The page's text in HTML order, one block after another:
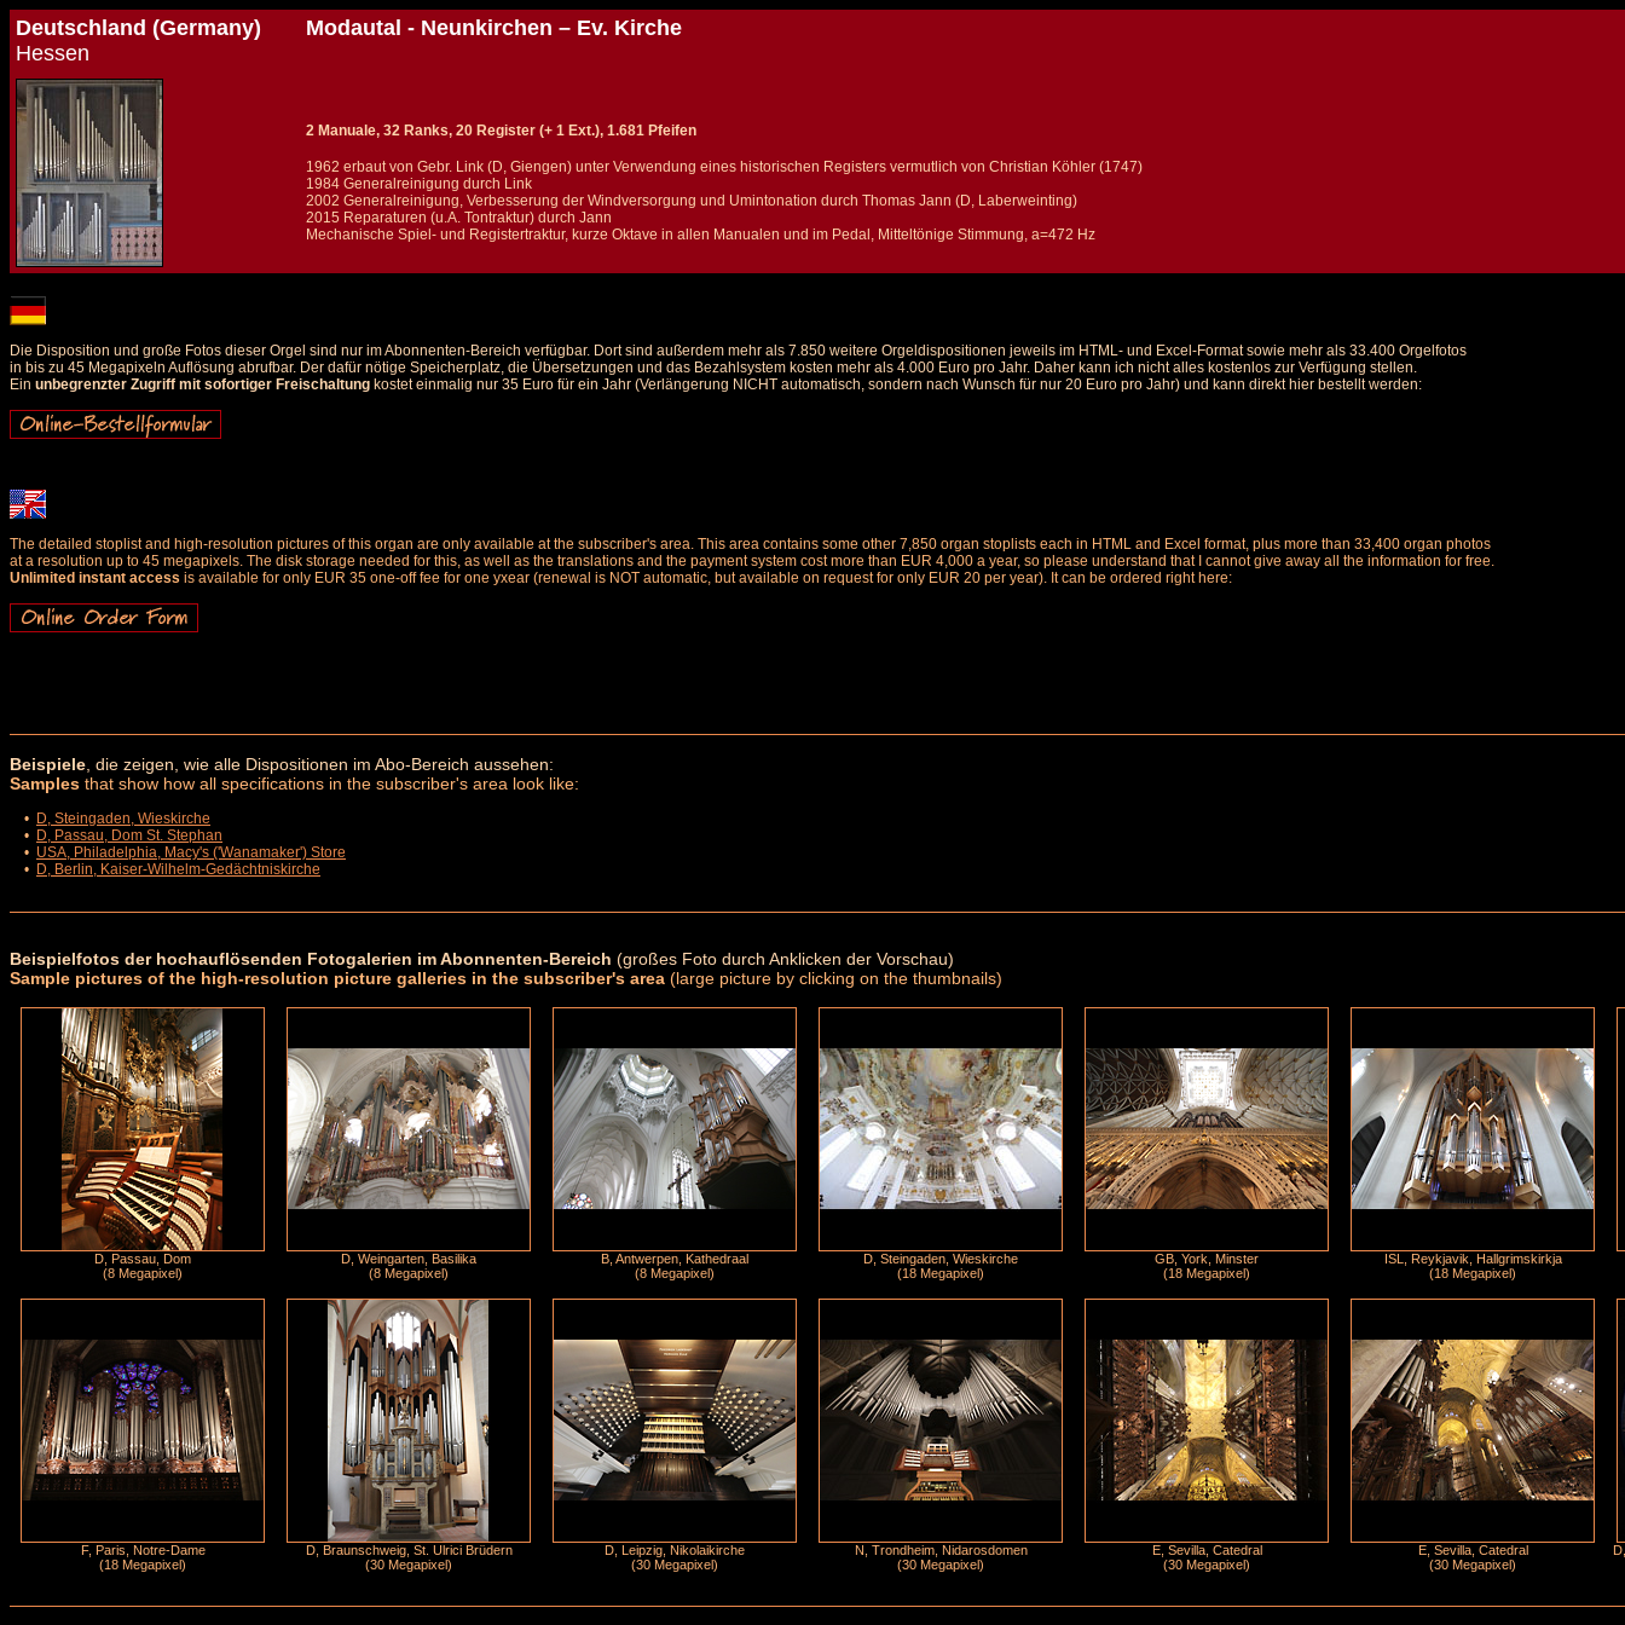
Deutschland (Germany)
Hessen
Modautal - Neunkirchen – Ev. Kirche
2 Manuale, 32 Ranks, 20 Register (+ 1 Ext.), 1.681 Pfeifen
1962 erbaut von Gebr. Link (D, Giengen) unter Verwendung eines historischen Registers vermutlich von Christian Köhler (1747)
1984 Generalreinigung durch Link
2002 Generalreinigung, Verbesserung der Windversorgung und Umintonation durch Thomas Jann (D, Laberweinting)
2015 Reparaturen (u.A. Tontraktur) durch Jann
Mechanische Spiel- und Registertraktur, kurze Oktave in allen Manualen und im Pedal, Mitteltönige Stimmung, a=472 Hz
Die Disposition und große Fotos dieser Orgel sind nur im Abonnenten-Bereich verfügbar. Dort sind außerdem mehr als 7.850 weitere Orgeldispositionen jeweils im HTML- und Excel-Format sowie mehr als 33.400 Orgelfotos
in bis zu 45 Megapixeln Auflösung abrufbar. Der dafür nötige Speicherplatz, die Übersetzungen und das Bezahlsystem kosten mehr als 4.000 Euro pro Jahr. Daher kann ich nicht alles kostenlos zur Verfügung stellen.
Ein unbegrenzter Zugriff mit sofortiger Freischaltung kostet einmalig nur 35 Euro für ein Jahr (Verlängerung NICHT automatisch, sondern nach Wunsch für nur 20 Euro pro Jahr) und kann direkt hier bestellt werden:
The detailed stoplist and high-resolution pictures of this organ are only available at the subscriber's area. This area contains some other 7,850 organ stoplists each in HTML and Excel format, plus more than 33,400 organ photos
at a resolution up to 45 megapixels. The disk storage needed for this, as well as the translations and the payment system cost more than EUR 4,000 a year, so please understand that I cannot give away all the information for free.
Unlimited instant access is available for only EUR 35 one-off fee for one yxear (renewal is NOT automatic, but available on request for only EUR 20 per year). It can be ordered right here:
Beispiele , die zeigen, wie alle Dispositionen im Abo-Bereich aussehen:
Samples that show how all specifications in the subscriber's area look like:
• D, Steingaden, Wieskirche
• D, Passau, Dom St. Stephan
• USA, Philadelphia, Macy's ('Wanamaker') Store
• D, Berlin, Kaiser-Wilhelm-Gedächtniskirche
Beispielfotos der hochauflösenden Fotogalerien im Abonnenten-Bereich (großes Foto durch Anklicken der Vorschau)
Sample pictures of the high-resolution picture galleries in the subscriber's area (large picture by clicking on the thumbnails)
D, Passau, Dom
(8 Megapixel)
D, Weingarten, Basilika
(8 Megapixel)
B, Antwerpen, Kathedraal
(8 Megapixel)
D, Steingaden, Wieskirche
(18 Megapixel)
GB, York, Minster
(18 Megapixel)
ISL, Reykjavik, Hallgrimskirkja
(18 Megapixel)
F, Paris, Notre-Dame
(18 Megapixel)
D, Braunschweig, St. Ulrici Brüdern
(30 Megapixel)
D, Leipzig, Nikolaikirche
(30 Megapixel)
N, Trondheim, Nidarosdomen
(30 Megapixel)
E, Sevilla, Catedral
(30 Megapixel)
E, Sevilla, Catedral
(30 Megapixel)